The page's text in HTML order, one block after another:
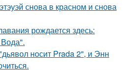
снова в красном и снова
рождается здесь:
носит Prada 2", и Энн